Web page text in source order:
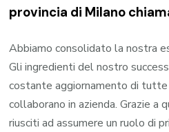
provincia di Milano
Abbiamo consolidato la nostra
Gli ingredienti del nostro
costante aggiornamento di
collaborano in azienda. Grazie a
riusciti ad assumere un ruolo di